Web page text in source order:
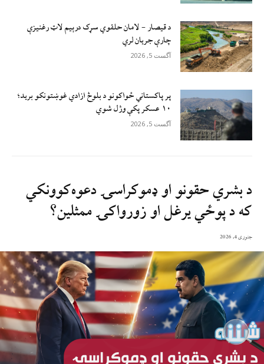
د قیصار – لامان حلقوي سړک درېیم لاټ رغنیزې
چارې جریان لري
آگست 5, 2026
پر پاکستاني ځواکونو د بلوڅ‌ ازادي غوښتونکو بريد؛
۱۰ عسکر پکې وژل شوي
آگست 5, 2026
د بشري حقونو او ډموکراسۍ دعوه‌کوونکي
که د پوځي یرغل او زورواکۍ ممثلین؟
جنوری 4, 2026